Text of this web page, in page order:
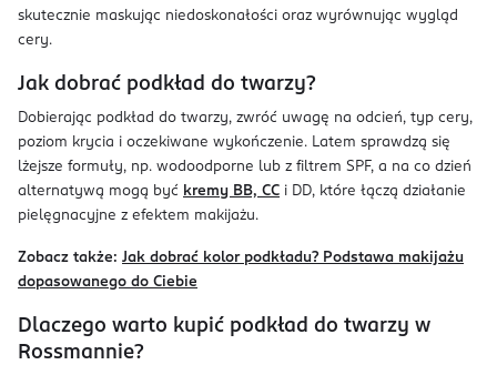
skutecznie maskując niedoskonałości oraz wyrównując wygląd
cery.
Jak dobrać podkład do twarzy?
Dobierając podkład do twarzy, zwróć uwagę na odcień, typ cery,
poziom krycia i oczekiwane wykończenie. Latem sprawdzą się
lżejsze formuły, np. wodoodporne lub z filtrem SPF, a na co dzień
alternatywą mogą być kremy BB, CC i DD, które łączą działanie
pielęgnacyjne z efektem makijażu.
Zobacz także: Jak dobrać kolor podkładu? Podstawa makijażu
dopasowanego do Ciebie
Dlaczego warto kupić podkład do twarzy w
Rossmannie?